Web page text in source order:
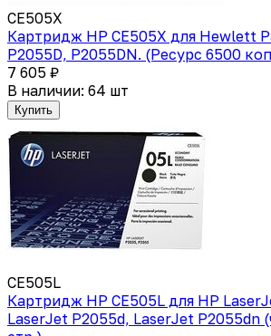
CE505X
Картридж HP CE505X для Hewlett
P2055D, P2055DN. (Ресурс 6500
7 605 ₽
В наличии: 64 шт
Купить
CE505L
Картридж HP CE505L для HP
LaserJet P2055d, LaserJet P2055dn